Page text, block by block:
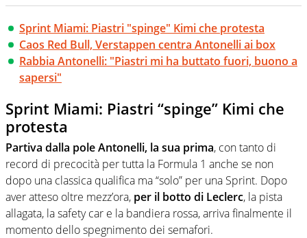
Sprint Miami: Piastri "spinge" Kimi che protesta
Caos Red Bull, Verstappen centra Antonelli ai box
Rabbia Antonelli: "Piastri mi ha buttato fuori, buono a
sapersi"
Sprint Miami: Piastri “spinge” Kimi che
protesta
Partiva dalla pole Antonelli, la sua prima, con tanto di
record di precocità per tutta la Formula 1 anche se non
dopo una classica qualifica ma “solo” per una Sprint. Dopo
aver atteso oltre mezz’ora, per il botto di Leclerc, la pista
allagata, la safety car e la bandiera rossa, arriva finalmente il
momento dello spegnimento dei semafori.